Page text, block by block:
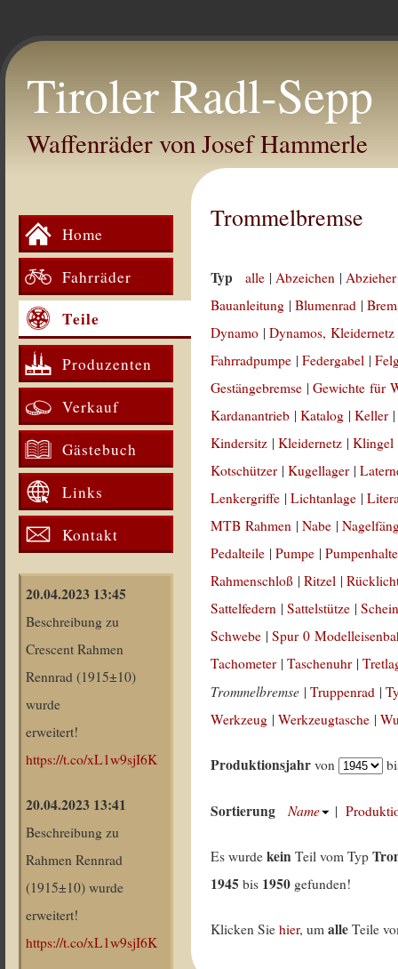
Tiroler Radl-Sepp
Waffenräder von Josef Hammerle
Home
Fahrräder
Teile
Produzenten
Verkauf
Gästebuch
Links
Kontakt
20.04.2023 13:45
Beschreibung zu
Crescent Rahmen
Rennrad (1915±10)
wurde
erweitert!
https://t.co/xL1w9sjI6K
20.04.2023 13:41
Beschreibung zu
Rahmen Rennrad
(1915±10) wurde
erweitert!
https://t.co/xL1w9sjI6K
Trommelbremse
Typ alle |Abzeichen |
Bauanleitung |Blumenrad |
Dynamo |Dynamos, Kleidernetz
Fahrradpumpe |Federgabel |
Gestängebremse |Gewichte für
Kardanantrieb |Katalog |Keller
Kindersitz |Kleidernetz |Klingel
Kotschützer |Kugellager |
Lenkergriffe |Lichtanlage |
MTB Rahmen |Nabe |
Pedalteile |Pumpe |
Rahmenschloß |Ritzel |
Sattelfedern |Sattelstütze |
Schwebe |Spur 0
Tachometer |Taschenuhr |
Trommelbremse |Truppenrad |
Werkzeug |Werkzeugtasche |
Produktionsjahr von
Sortierung Name |
Es wurdekein Teil vom Typ
1945 bis 1950 gefunden!
Klicken Siehier, umalle Teile